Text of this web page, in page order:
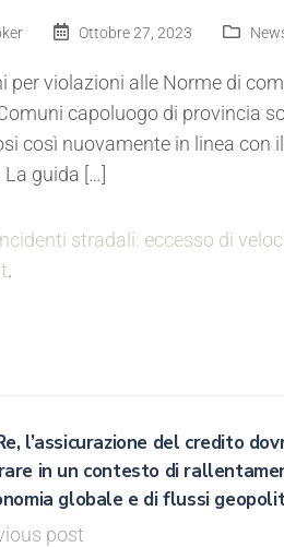
Ottobre 27, 2023
per violazioni alle Norme di
capoluogo di provincia
così nuovamente in linea con
guida […]
stradali: eccesso di
.
l’assicurazione del credito
in un contesto di
globale e di flussi
post